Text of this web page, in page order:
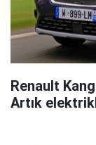
Renault
Artık